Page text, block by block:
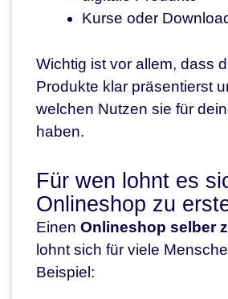
Kurse oder
Wichtig ist vor allem, dass
Produkte klar präsentierst
welchen Nutzen sie für
haben.
Für wen lohnt es
Onlineshop zu
Einen Onlineshop selber
lohnt sich für viele
Beispiel: